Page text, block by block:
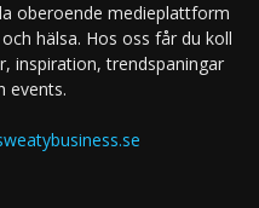
oberoende medieplattform
hälsa. Hos oss får du koll
inspiration, trendspaningar
events.